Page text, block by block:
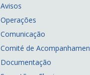
Avisos
Operações
Comunicação
Comité de
Documentação